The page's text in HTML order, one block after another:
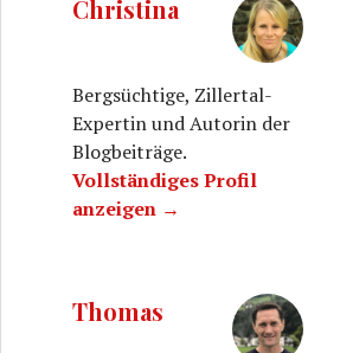
Christina
Bergsüchtige, Zillertal-
Expertin und Autorin der
Blogbeiträge.
Vollständiges Profil
anzeigen →
Thomas